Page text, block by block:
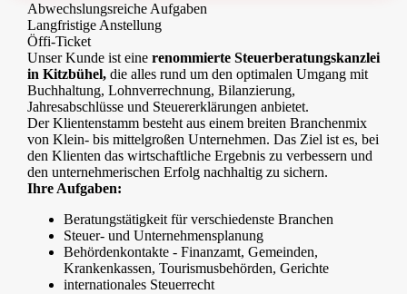
Abwechslungsreiche Aufgaben
Langfristige Anstellung
Öffi-Ticket
Unser Kunde ist eine renommierte Steuerberatungskanzlei
in Kitzbühel, die alles rund um den optimalen Umgang mit
Buchhaltung, Lohnverrechnung, Bilanzierung,
Jahresabschlüsse und Steuererklärungen anbietet.
Der Klientenstamm besteht aus einem breiten Branchenmix
von Klein- bis mittelgroßen Unternehmen. Das Ziel ist es, bei
den Klienten das wirtschaftliche Ergebnis zu verbessern und
den unternehmerischen Erfolg nachhaltig zu sichern.
Ihre Aufgaben:
Beratungstätigkeit für verschiedenste Branchen
Steuer- und Unternehmensplanung
Behördenkontakte - Finanzamt, Gemeinden,
Krankenkassen, Tourismusbehörden, Gerichte
internationales Steuerrecht